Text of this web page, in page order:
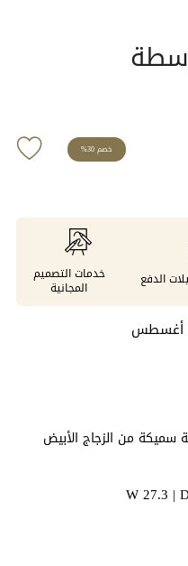
خصم 30%
الدفع خدمات التصميم
المجانية
سميكة من الزجاج الأبيض
ويقوم الحرفيون بنحت خطوط
يكشف عن درجات
المتموج المستوحى من
كل قطعة عملًا فنيًا قائمًا
W 27.3 |